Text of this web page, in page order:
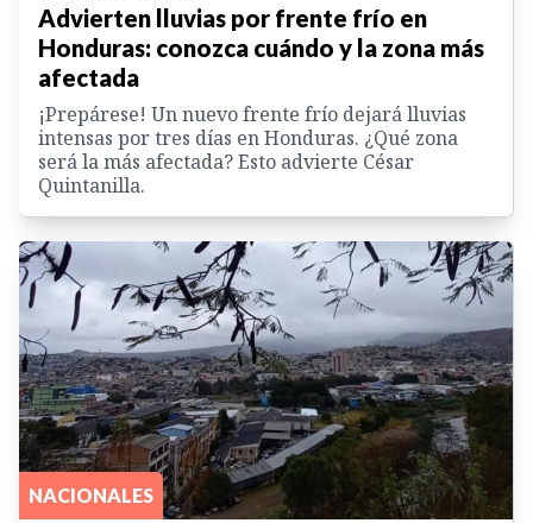
Advierten lluvias por frente frío en
Honduras: conozca cuándo y la zona más
afectada
¡Prepárese! Un nuevo frente frío dejará lluvias
intensas por tres días en Honduras. ¿Qué zona
será la más afectada? Esto advierte César
Quintanilla.
NACIONALES